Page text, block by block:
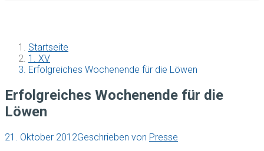
Startseite
1. XV
Erfolgreiches Wochenende für die Löwen
Erfolgreiches Wochenende für die
Löwen
21. Oktober 2012Geschrieben von Presse